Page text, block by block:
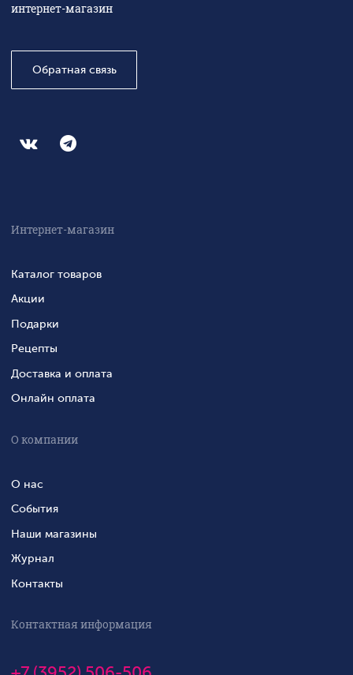
интернет-магазин
Обратная связь
Интернет-магазин
Каталог товаров
Акции
Подарки
Рецепты
Доставка и оплата
Онлайн оплата
О компании
О нас
События
Наши магазины
Журнал
Контакты
Контактная информация